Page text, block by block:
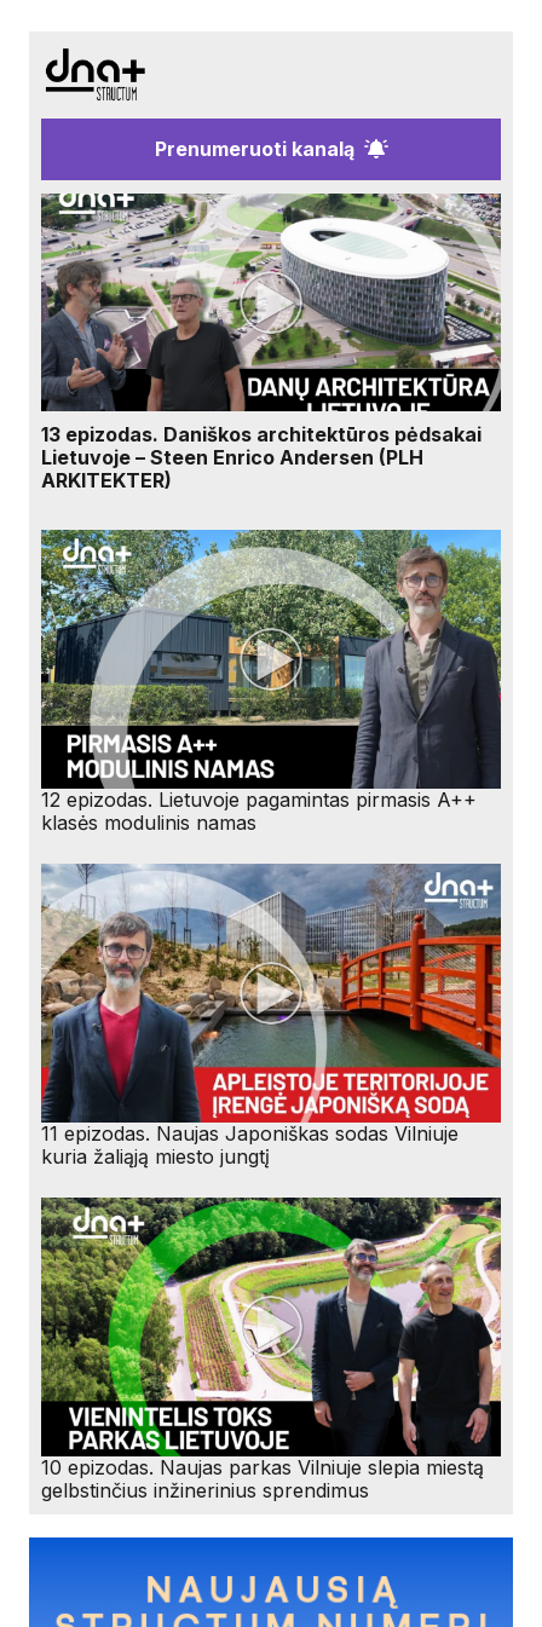
Prenumeruoti kanalą
13 epizodas. Daniškos architektūros pėdsakai
Lietuvoje – Steen Enrico Andersen (PLH
ARKITEKTER)
12 epizodas. Lietuvoje pagamintas pirmasis A++
klasės modulinis namas
11 epizodas. Naujas Japoniškas sodas Vilniuje
kuria žaliąją miesto jungtį
10 epizodas. Naujas parkas Vilniuje slepia miestą
gelbstinčius inžinerinius sprendimus